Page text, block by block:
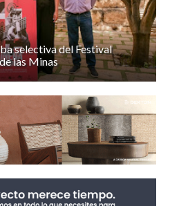
selectiva del Festival
las Minas